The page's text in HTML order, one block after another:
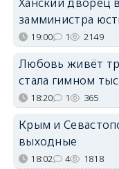
Ханский дворец
замминистра
19:00 1 2149
Любовь живёт
стала гимном
18:20 1 365
Крым и
выходные
18:02 4 1818